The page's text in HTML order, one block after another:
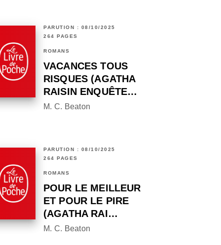
PARUTION : 08/10/2025
264 PAGES
ROMANS
VACANCES TOUS
RISQUES (AGATHA
RAISIN ENQUÊTE…
M. C. Beaton
PARUTION : 08/10/2025
264 PAGES
ROMANS
POUR LE MEILLEUR
ET POUR LE PIRE
(AGATHA RAI…
M. C. Beaton